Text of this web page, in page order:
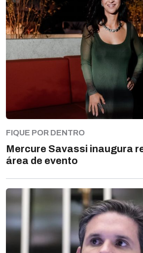
FIQUE POR DENTRO
Mercure Savassi inaugura
área de evento